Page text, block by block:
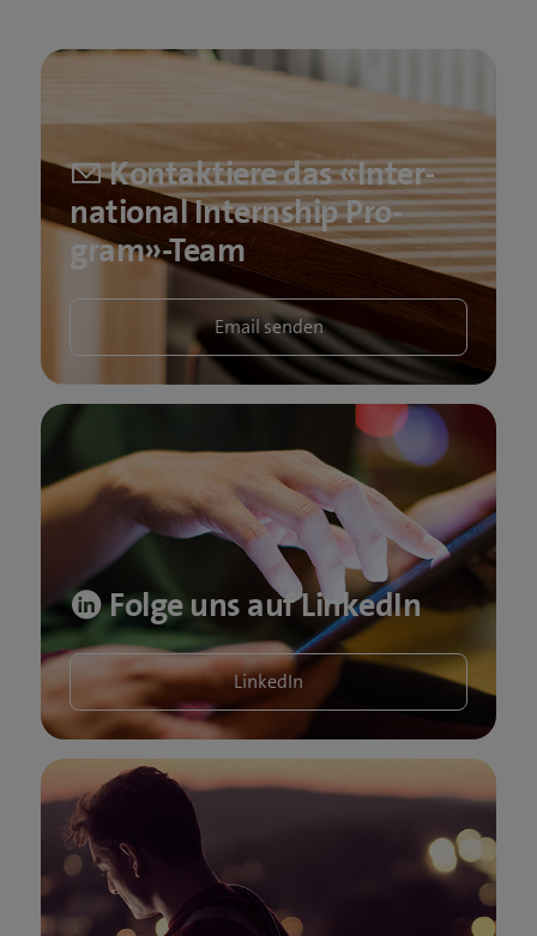
Kontaktiere das «Inter­
na­tio­nal In­tern­ship Pro­­
gram»-Team
Email senden
Folge uns auf LinkedIn
LinkedIn